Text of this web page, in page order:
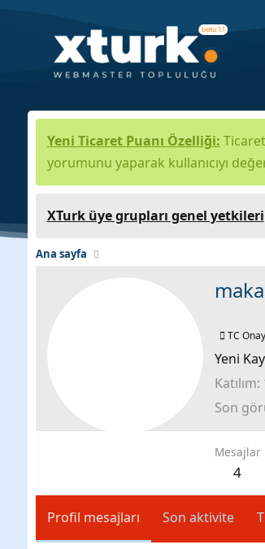
Yeni Ticaret Puanı Özelliği:
yorumunu yaparak kullanıcıyı
XTurk üye grupları genel yetkileri
Ana sayfa
TC
Yeni
Katılım
Son
Mesajlar
4
Profil mesajları Son aktivite